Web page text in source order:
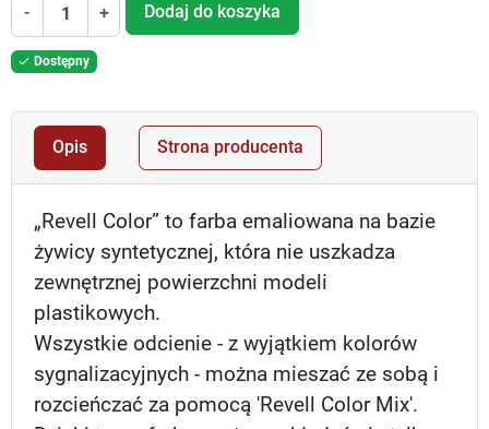
- + Dodaj do koszyka
 Dostępny
Opis Strona producenta
„Revell Color” to farba emaliowana na bazie
żywicy syntetycznej, która nie uszkadza
zewnętrznej powierzchni modeli
plastikowych.
Wszystkie odcienie - z wyjątkiem kolorów
sygnalizacyjnych - można mieszać ze sobą i
rozcieńczać za pomocą 'Revell Color Mix'.